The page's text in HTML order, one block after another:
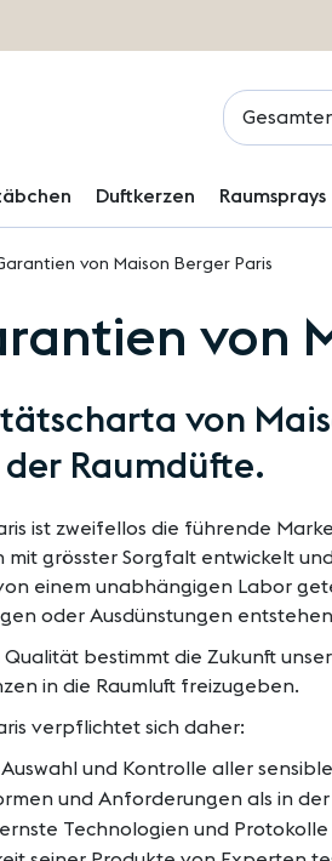
Suchen
Duftkerzen Raumsprays
von Maison Berger Paris
von
von
Raumdüfte.
ist zweifellos die führende
mit grösster Sorgfalt entwickelt
einem unabhängigen Labor
oder Ausdünstungen
Qualität bestimmt die Zukunft
in die Raumluft freizugeben.
verpflichtet sich daher:
Auswahl und Kontrolle aller
und Anforderungen als in
Technologien und